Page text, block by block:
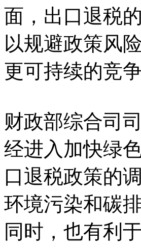
面，出口退税
以规避政策风
更可持续的竞争
财政部综合司
经进入加快绿
口退税政策的
环境污染和碳
同时，也有利